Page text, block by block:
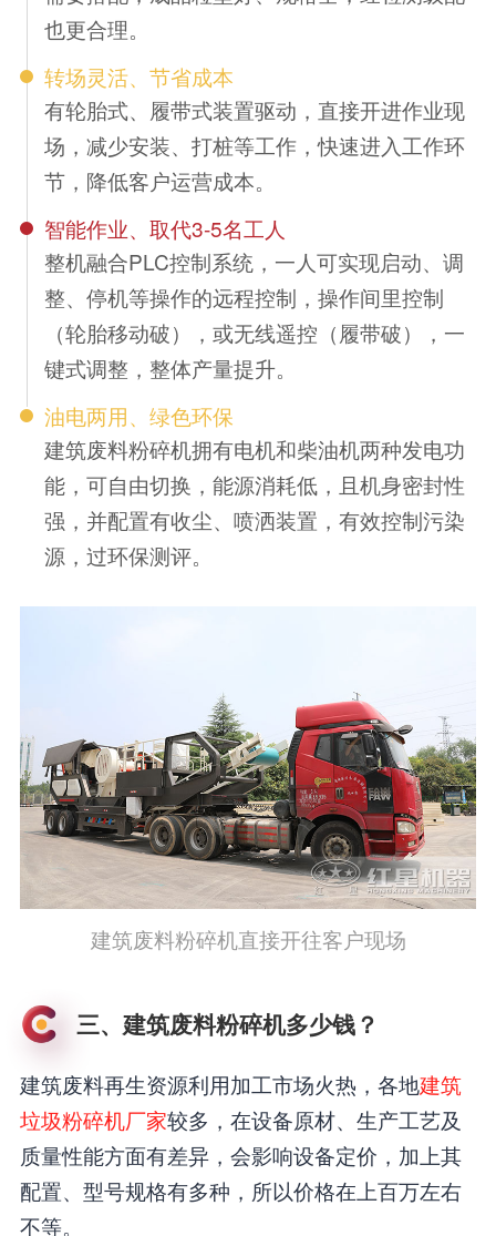
也更合理。
转场灵活、节省成本
有轮胎式、履带式装置驱动，直接开进作业现
场，减少安装、打桩等工作，快速进入工作环
节，降低客户运营成本。
智能作业、取代3-5名工人
整机融合PLC控制系统，一人可实现启动、调
整、停机等操作的远程控制，操作间里控制
（轮胎移动破），或无线遥控（履带破），一
键式调整，整体产量提升。
油电两用、绿色环保
建筑废料粉碎机拥有电机和柴油机两种发电功
能，可自由切换，能源消耗低，且机身密封性
强，并配置有收尘、喷洒装置，有效控制污染
源，过环保测评。
建筑废料粉碎机直接开往客户现场
三、建筑废料粉碎机多少钱？
建筑废料再生资源利用加工市场火热，各地建筑
垃圾粉碎机厂家较多，在设备原材、生产工艺及
质量性能方面有差异，会影响设备定价，加上其
配置、型号规格有多种，所以价格在上百万左右
不等。